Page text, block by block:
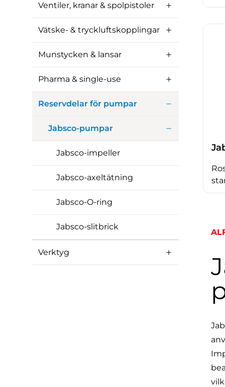
Ventiler, kranar & spolpistoler
Vätske- & tryckluftskopplingar
Munstycken & lansar
Pharma & single-use
Reservdelar för pumpar
Jabsco-pumpar
Jabsco-impeller
Jabsco-axeltätning
Jabsco-O-ring
Jabsco-slitbrick
Verktyg